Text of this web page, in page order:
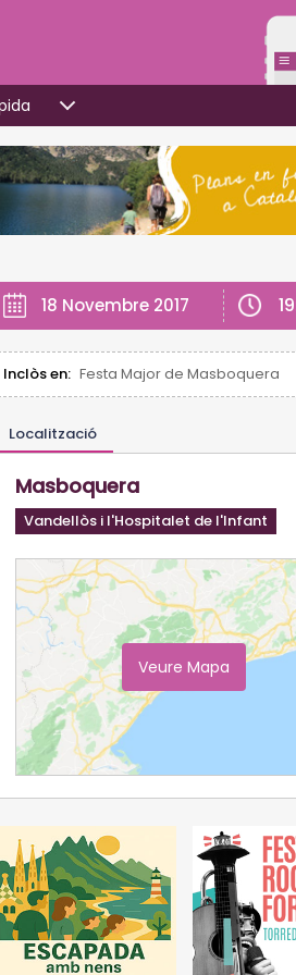
18 Novembre 2017
Inclòs en: Festa Major de Masboquera
Localització
Masboquera
Vandellòs i l'Hospitalet de l'Infant
Veure Mapa